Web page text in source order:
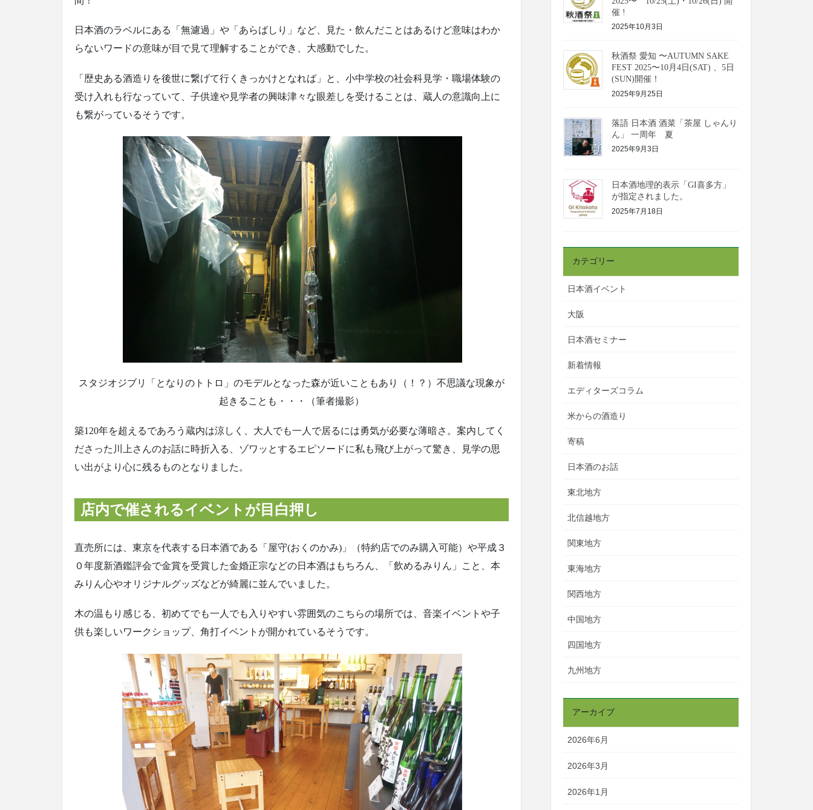
日本酒のラベルにある「無濾過」や「あらばしり」など、見た・飲んだことはあるけど意味はわか
らないワードの意味が目で見て理解することができ、大感動でした。
「歴史ある酒造りを後世に繋げて行くきっかけとなれば」と、小中学校の社会科見学・職場体験の
受け入れも行なっていて、子供達や見学者の興味津々な眼差しを受けることは、蔵人の意識向上に
も繋がっているそうです。
スタジオジブリ「となりのトトロ」のモデルとなった森が近いこともあり（！？）不思議な現象が
起きることも・・・（筆者撮影）
築120年を超えるであろう蔵内は涼しく、大人でも一人で居るには勇気が必要な薄暗さ。案内してく
ださった川上さんのお話に時折入る、ゾワッとするエピソードに私も飛び上がって驚き、見学の思
い出がより心に残るものとなりました。
店内で催されるイベントが目白押し
直売所には、東京を代表する日本酒である「屋守(おくのかみ)」（特約店でのみ購入可能）や平成３
０年度新酒鑑評会で金賞を受賞した金婚正宗などの日本酒はもちろん、「飲めるみりん」こと、本
みりん心やオリジナルグッズなどが綺麗に並んでいました。
木の温もり感じる、初めてでも一人でも入りやすい雰囲気のこちらの場所では、音楽イベントや子
供も楽しいワークショップ、角打イベントが開かれているそうです。
催 !
2025年10月3日
秋酒祭 愛知 〜AUTUMN SAKE
FEST 2025〜10月4日(SAT) 、5日
(SUN)開催！
2025年9月25日
落語 日本酒 酒菜「茶屋 しゃんり
ん」 一周年 夏
2025年9月3日
日本酒地理的表示「GI喜多方」
が指定されました。
2025年7月18日
カテゴリー
日本酒イベント
大阪
日本酒セミナー
新着情報
エディターズコラム
米からの酒造り
寄稿
日本酒のお話
東北地方
北信越地方
関東地方
東海地方
関西地方
中国地方
四国地方
九州地方
アーカイブ
2026年6月
2026年3月
2026年1月